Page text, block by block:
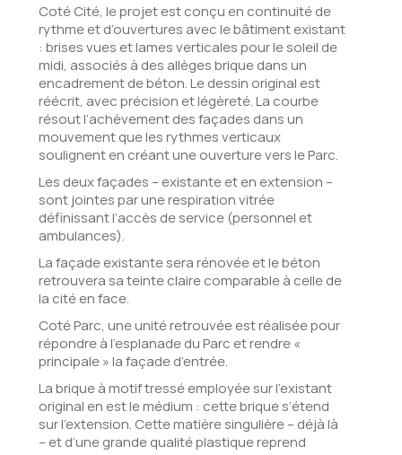
Coté Cité, le projet est conçu en continuité de
rythme et d’ouvertures avec le bâtiment existant
: brises vues et lames verticales pour le soleil de
midi, associés à des allèges brique dans un
encadrement de béton. Le dessin original est
réécrit, avec précision et légèreté. La courbe
résout l’achèvement des façades dans un
mouvement que les rythmes verticaux
soulignent en créant une ouverture vers le Parc.
Les deux façades – existante et en extension –
sont jointes par une respiration vitrée
définissant l’accès de service (personnel et
ambulances).
La façade existante sera rénovée et le béton
retrouvera sa teinte claire comparable à celle de
la cité en face.
Coté Parc, une unité retrouvée est réalisée pour
répondre à l’esplanade du Parc et rendre «
principale » la façade d’entrée.
La brique à motif tressé employée sur l’existant
original en est le médium : cette brique s’étend
sur l’extension. Cette matière singulière – déjà là
– et d’une grande qualité plastique reprend